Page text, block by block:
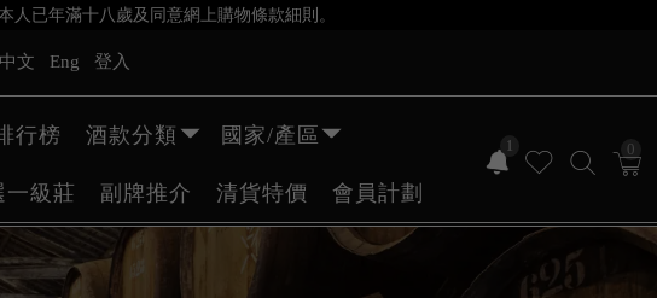
已年滿十八歲及同意網上購物條款細則。
中文 Eng 登入
1 0
行榜 酒款分類 國家/產區
一級莊 副牌推介 清貨特價 會員計劃